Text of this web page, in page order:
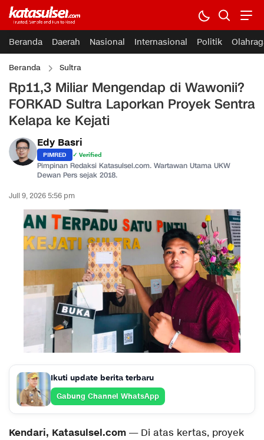
Beranda Daerah Nasional Internasional Politik
Beranda Sultra
Rp11,3 Miliar Mengendap di Wawonii?
FORKAD Sultra Laporkan Proyek Sentra
Kelapa ke Kejati
Edy Basri
PIMRED ✓ Verified
Pimpinan Redaksi Katasulsel.com. Wartawan Utama UKW
Dewan Pers sejak 2018.
Juli 9, 2026 5:56 pm
Ikuti update berita terbaru
Gabung Channel WhatsApp
Kendari, Katasulsel.com — Di atas kertas, proyek